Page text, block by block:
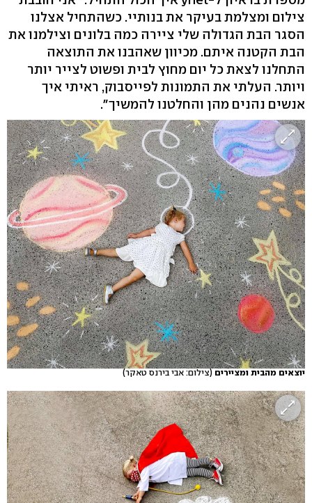
צילום ומצלמת בעיקר את בנותיי. כשהתחיל אצלנו
הסגר הבת הגדולה שלי ציירה כמה בלונים וצילמנו את
הבת הקטנה איתם. מכיוון שאהבנו את התוצאה
התחלנו לצאת כל יום מחוץ לבית ופשוט לצייר יותר
ויותר. העלתי את התמונות לפייסבוק, ראיתי איך
אנשים נהנים מהן והחלטנו להמשיך".
יוצאים מהבית ומציירים (צילום: אבי בירנס טאקר)